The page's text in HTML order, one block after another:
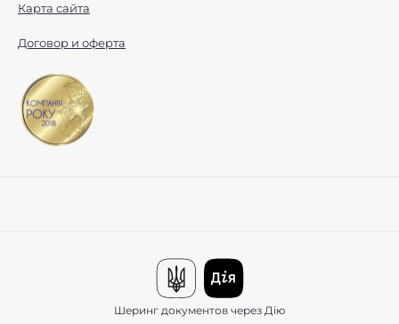
Карта сайта
Договор и оферта
Шеринг документов через Дію